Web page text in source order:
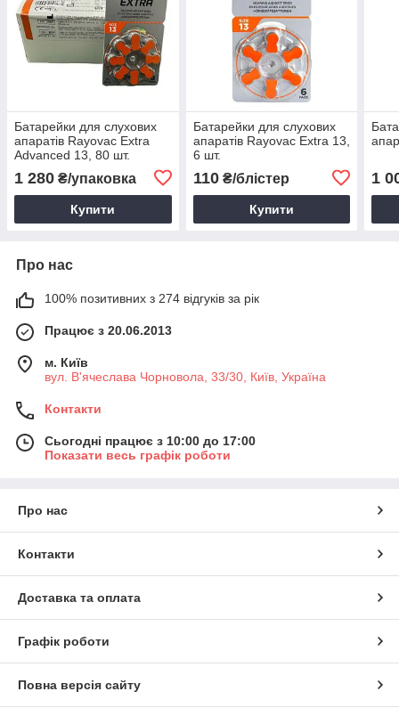
Батарейки для слухових
апаратів Rayovac Extra
Advanced 13, 80 шт.
1 280 ₴/упаковка
Купити
Батарейки для слухових
апаратів Rayovac Extra 13,
6 шт.
110₴/блістер
Купити
1
Про нас
100% позитивних з 274 відгуків за рік
Працює з 20.06.2013
м. Київ
вул. В'ячеслава Чорновола, 33/30, Київ, Україна
Контакти
Сьогодні працює з 10:00 до 17:00
Показати весь графік роботи
Про нас
Контакти
Доставка та оплата
Графік роботи
Повна версія сайту